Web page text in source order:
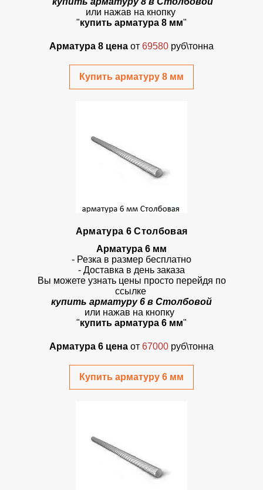
или нажав на кнопку
"купить арматура 8 мм"
Арматура 8 цена от 69580 руб\тонна
Купить арматуру 8 мм
Арматура 6 Столбовая
Арматура 6 мм
- Резка в размер бесплатно
- Доставка в день заказа
Вы можете узнать цены просто перейдя по
ссылке
купить арматуру 6 в Столбовой
или нажав на кнопку
"купить арматура 6 мм"
Арматура 6 цена от 67000 руб\тонна
Купить арматуру 6 мм